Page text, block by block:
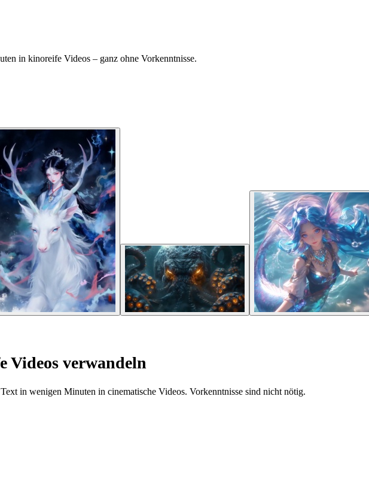
in kinoreife Videos – ganz ohne Vorkenntnisse.
Videos verwandeln
in wenigen Minuten in cinematische Videos. Vorkenntnisse sind nicht nötig.